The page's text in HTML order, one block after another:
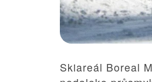
Skiareál Boreal